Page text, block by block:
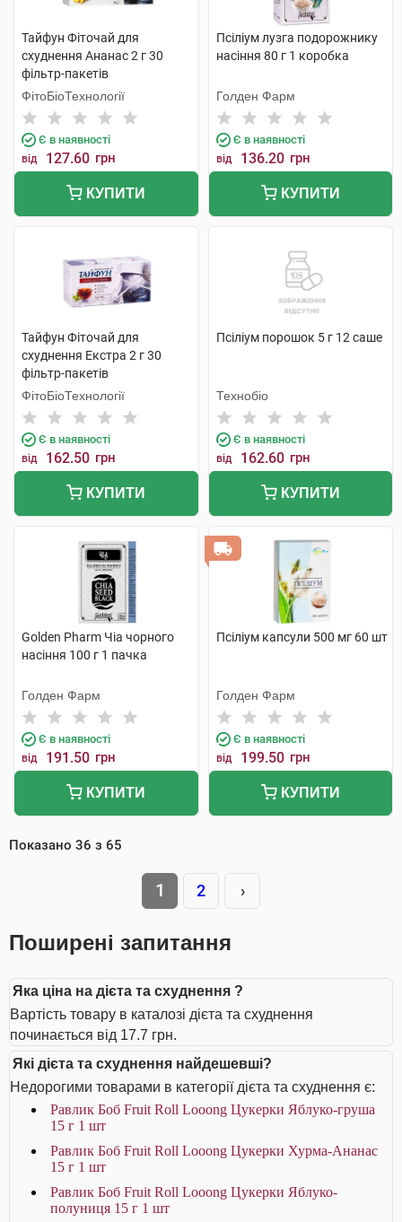
Тайфун Фіточай для
схуднення Ананас 2 г 30
фільтр-пакетів
ФітоБіоТехнології
Є в наявності
від 127.60 грн
КУПИТИ
Псіліум лузга подорожнику
насіння 80 г 1 коробка
Голден Фарм
Є в наявності
від 136.20 грн
КУПИТИ
Тайфун Фіточай для
схуднення Екстра 2 г 30
фільтр-пакетів
ФітоБіоТехнології
Є в наявності
від 162.50 грн
КУПИТИ
Псіліум порошок 5 г 12 саше
Технобіо
Є в наявності
від 162.60 грн
КУПИТИ
Golden Pharm Чіа чорного
насіння 100 г 1 пачка
Голден Фарм
Є в наявності
від 191.50 грн
КУПИТИ
Псіліум капсули 500 мг 60 шт
Голден Фарм
Є в наявності
від 199.50 грн
КУПИТИ
Показано 36 з 65
1 2 ›
Поширені запитання
Яка ціна на дієта та схуднення ?
Вартість товару в каталозі дієта та схуднення
починається від 17.7 грн.
Які дієта та схуднення найдешевші?
Недорогими товарами в категорії дієта та схуднення є:
Равлик Боб Fruit Roll Looong Цукерки Яблуко-груша
15 г 1 шт
Равлик Боб Fruit Roll Looong Цукерки Хурма-Ананас
15 г 1 шт
Равлик Боб Fruit Roll Looong Цукерки Яблуко-
полуниця 15 г 1 шт